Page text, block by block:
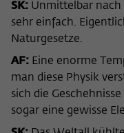
SK: Unmittelbar nach
sehr einfach.
Naturgesetze.
AF: Eine enorme
man diese Physik
sich die
sogar eine gewisse